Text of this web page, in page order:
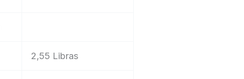
‎2,55 Libras